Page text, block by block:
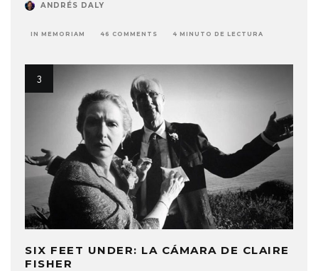
ANDRÉS DALY
IN MEMORIAM 46 COMMENTS 4 MINUTO DE LECTURA
SIX FEET UNDER: LA CÁMARA DE CLAIRE
FISHER